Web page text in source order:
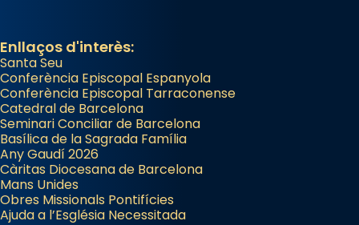
Enllaços d'interès:
Santa Seu
Conferència Episcopal Espanyola
Conferència Episcopal Tarraconense
Catedral de Barcelona
Seminari Conciliar de Barcelona
Basílica de la Sagrada Família
Any Gaudí 2026
Càritas Diocesana de Barcelona
Mans Unides
Obres Missionals Pontifícies
Ajuda a l’Església Necessitada